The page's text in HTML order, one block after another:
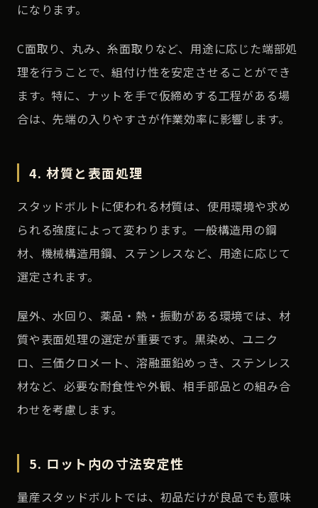
になります。
C面取り、丸み、糸面取りなど、用途に応じた端部処
理を行うことで、組付け性を安定させることができ
ます。特に、ナットを手で仮締めする工程がある場
合は、先端の入りやすさが作業効率に影響します。
4. 材質と表面処理
スタッドボルトに使われる材質は、使用環境や求め
られる強度によって変わります。一般構造用の鋼
材、機械構造用鋼、ステンレスなど、用途に応じて
選定されます。
屋外、水回り、薬品・熱・振動がある環境では、材
質や表面処理の選定が重要です。黒染め、ユニク
ロ、三価クロメート、溶融亜鉛めっき、ステンレス
材など、必要な耐食性や外観、相手部品との組み合
わせを考慮します。
5. ロット内の寸法安定性
量産スタッドボルトでは、初品だけが良品でも意味